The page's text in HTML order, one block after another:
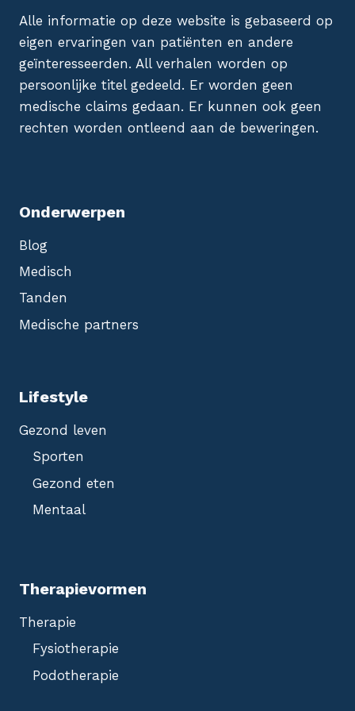
Alle informatie op deze website is gebaseerd op
eigen ervaringen van patiënten en andere
geïnteresseerden. All verhalen worden op
persoonlijke titel gedeeld. Er worden geen
medische claims gedaan. Er kunnen ook geen
rechten worden ontleend aan de beweringen.
Onderwerpen
Blog
Medisch
Tanden
Medische partners
Lifestyle
Gezond leven
Sporten
Gezond eten
Mentaal
Therapievormen
Therapie
Fysiotherapie
Podotherapie